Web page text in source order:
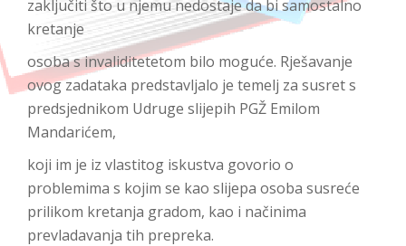
zaključiti što u njemu nedostaje da bi samostalno
kretanje
osoba s invaliditetetom bilo moguće. Rješavanje
ovog zadataka predstavljalo je temelj za susret s
predsjednikom Udruge slijepih PGŽ Emilom
Mandarićem,
koji im je iz vlastitog iskustva govorio o
problemima s kojim se kao slijepa osoba susreće
prilikom kretanja gradom, kao i načinima
prevladavanja tih prepreka.